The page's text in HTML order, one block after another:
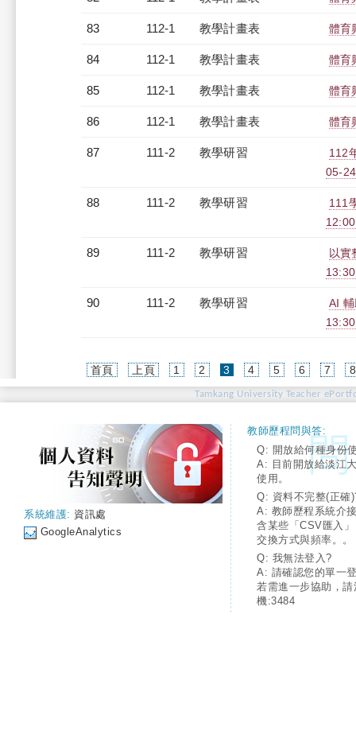
83 112-1 教學計畫表 體育
84 112-1 教學計畫表 體育
85 112-1 教學計畫表 體育
86 112-1 教學計畫表 體育
87 111-2 教學研習
112
05-
88 111-2 教學研習
111
89 111-2 教學研習
以
90 111-2 教學研習
AI
首頁 上頁 1 2 3 (current)
4 5 6 7 8
Tamkang University Teacher
系統維護: 資訊處
GoogleAnalytics
教師歷程問與答:
Q: 開放給何種身份
A: 目前開放給淡江
使用。
Q: 資料不完整(正確
A: 教師歷程系統介
含某些「CSV匯入
交換方式與頻率。。
Q: 我無法登入?
A: 請確認您的單一
若需進一步協助，
機:3484